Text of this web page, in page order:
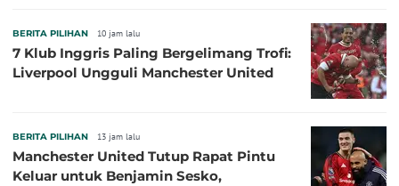
BERITA PILIHAN 10 jam lalu
7 Klub Inggris Paling Bergelimang Trofi:
Liverpool Ungguli Manchester United
BERITA PILIHAN 13 jam lalu
Manchester United Tutup Rapat Pintu
Keluar untuk Benjamin Sesko,